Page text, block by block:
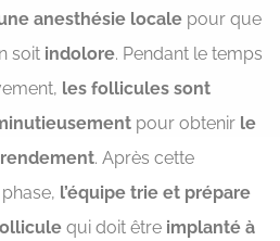
anesthésie locale pour que
soit indolore. Pendant le temps
les follicules sont
pour obtenir le
. Après cette
l’équipe trie et prépare
qui doit être implanté à